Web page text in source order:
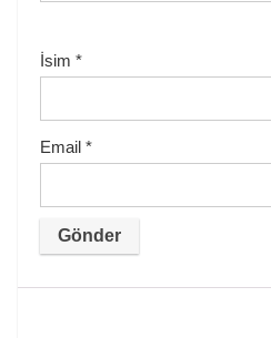
İsim *
Email *